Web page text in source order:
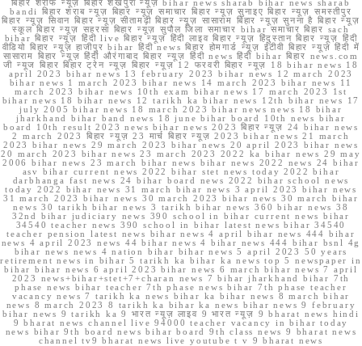
बिहार शरीफ न्यूज़ बिहार शेखपुरा न्यूज़ bihar news sharab bihar news sharab
bandi बिहार शराब न्यूज़ बिहार न्यूज़ समाचार बिहार न्यूज़ सुनाइए बिहार न्यूज़ समस्तीपुर
बिहार न्यूज़ सिवान बिहार न्यूज़ सीतामढ़ी बिहार न्यूज़ सासाराम बिहार न्यूज़ सुनना है बिहार न्यूज़
स्कूल बिहार न्यूज़ सहरसा बिहार न्यूज़ सुपौल जिला समाचार bihar समाचार बिहार sach
bihar बिहार न्यूज़ हिंदी live बिहार न्यूज़ हिंदी लाइव बिहार न्यूज़ हिंदुस्तान बिहार न्यूज़ हिंदी
वीडियो बिहार न्यूज़ हाजीपुर bihar हिंदी news बिहार होमगार्ड न्यूज़ ईटीवी बिहार न्यूज़ हिंदी में
सासाराम बिहार न्यूज़ हिंदी औरंगाबाद बिहार न्यूज़ हिंदी news हिंदी bihar बिहार news.com
जी न्यूज बिहार बिहार ट्रेन न्यूज़ बिहार न्यूज़ 12 फरवरी बिहार न्यूज़ 18 bihar news 18
april 2023 bihar news 13 february 2023 bihar news 12 march 2023
bihar news 1 march 2023 bihar news 14 march 2023 bihar news 11
march 2023 bihar news 10th exam bihar news 17 march 2023 1st
bihar news 18 bihar news 12 tarikh ka bihar news 12th bihar news 17
july 2005 bihar news 18 march 2023 bihar news news 18 bihar
jharkhand bihar band news 18 june bihar board 10th news bihar
board 10th result 2023 news bihar news 2023 बिहार न्यूज़ 24 bihar news
2 march 2023 बिहार न्यूज़ 23 मार्च बिहार न्यूज़ 2023 bihar news 21 march
2023 bihar news 29 march 2023 bihar news 20 april 2023 bihar news
20 march 2023 bihar news 23 march 2023 2022 ka bihar news 29 may
2006 bihar news 23 march bihar news bihar news 2022 news 24 bihar
asv bihar current news 2022 bihar stet news today 2022 bihar
darbhanga fast news 24 bihar board news 2022 bihar school news
today 2022 bihar news 31 march bihar news 3 april 2023 bihar news
31 march 2023 bihar news 30 march 2023 bihar news 30 march bihar
news 30 tarikh bihar news 3 tarikh bihar news 360 bihar news 38
32nd bihar judiciary news 390 school in bihar current news bihar
34540 teacher news 390 school in bihar latest news bihar 34540
teacher pension latest news bihar news 4 april bihar news 444 bihar
news 4 april 2023 news 44 bihar news 4 bihar news 444 bihar bsnl 4g
bihar news news 4 nation bihar bihar news 5 april 2023 50 years
retirement news in bihar 5 tarikh ka bihar ka news top 5 newspaper in
bihar bihar news 6 april 2023 bihar news 6 march bihar news 7 april
2023 news+bihar+stet+7+charan news 7 bihar jharkhand bihar 7th
phase news bihar teacher 7th phase news bihar 7th phase teacher
vacancy news 7 tarikh ka news bihar ka bihar news 8 march bihar
news 8 march 2023 8 tarikh ka bihar ka news bihar news 9 february
bihar news 9 tarikh ka 9 भारत न्यूज़ लाइव 9 भारत न्यूज़ 9 bharat news hindi
9 bharat news channel live 94000 teacher vacancy in bihar today
news bihar 9th board news bihar board 9th class news 9 bharat news
channel tv9 bharat news live youtube t v 9 bharat news